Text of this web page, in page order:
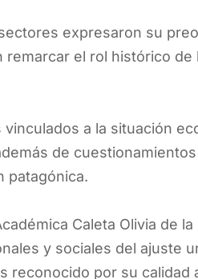
expresaron su
remarcar el rol histórico
vinculados a la situación
de
patagónica.
Caleta Olivia de
y sociales del ajuste
reconocido por su calidad